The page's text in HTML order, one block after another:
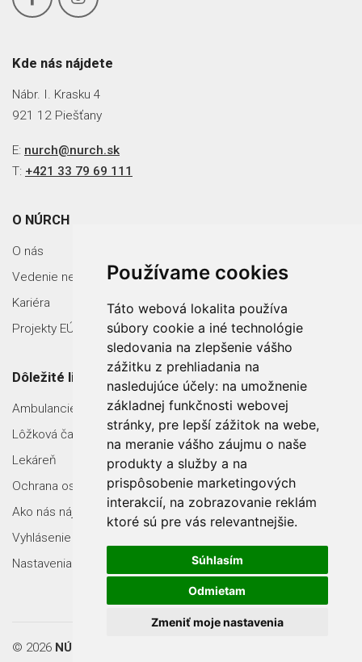
Používame cookies
Táto webová lokalita používa
súbory cookie a iné technológie
sledovania na zlepšenie vášho
zážitku z prehliadania na
nasledujúce účely: na umožnenie
základnej funkčnosti webovej
stránky, pre lepší zážitok na webe,
na meranie vášho záujmu o naše
produkty a služby a na
prispôsobenie marketingových
interakcií, na zobrazovanie reklám
ktoré sú pre vás relevantnejšie.
Súhlasím
Odmietam
Zmeniť moje nastavenia
Kde nás nájdete
Nábr. I. Krasku 4
921 12 Piešťany
E: nurch@nurch.sk
T: +421 33 79 69 111
O NÚRCH
O nás
Vedenie nemocnice
Kariéra
Projekty EÚ
Dôležité linky
Ambulancie
Lôžková časť
Lekáreň
Ochrana osobných údajov
Ako nás nájdete
Vyhlásenie o prístupnosti
Nastavenia Cookies
© 2026 NÚRCH